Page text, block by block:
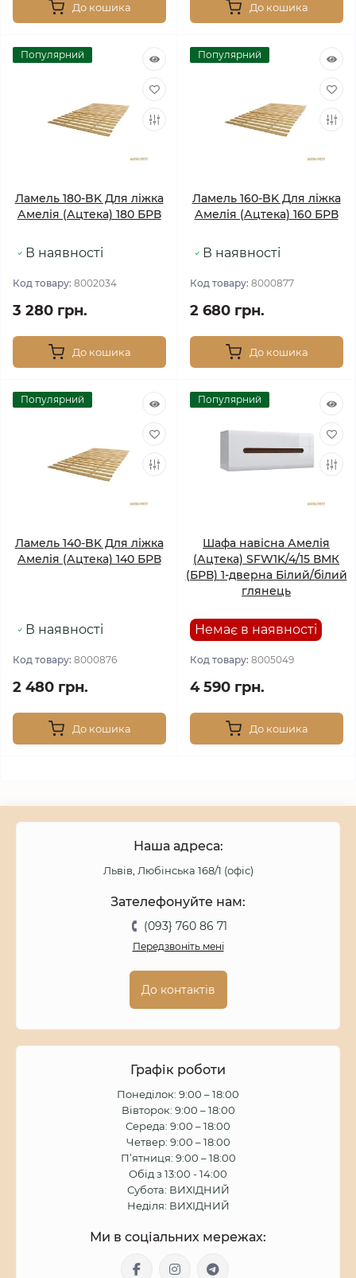
До кошика До кошика
Популярний
Ламель 180-BK Для ліжка
Амелія (Ацтека) 180 БРВ
В наявності
Код товару: 8002034
3 280 грн.
До кошика
Популярний
Ламель 160-BK Для ліжка
Амелія (Ацтека) 160 БРВ
В наявності
Код товару: 8000877
2 680 грн.
До кошика
Популярний
Ламель 140-BK Для ліжка
Амелія (Ацтека) 140 БРВ
В наявності
Код товару: 8000876
2 480 грн.
До кошика
Популярний
Шафа навісна Амелія
(Ацтека) SFW1K/4/15 ВМК
(БРВ) 1-дверна Білий/білий
глянець
Немає в наявності
Код товару: 8005049
4 590 грн.
До кошика
Наша адреса:
Львів, Любінська 168/1 (офіс)
Зателефонуйте нам:
(093} 760 86 71
Передзвоніть мені
До контактів
Графік роботи
Понеділок: 9:00 – 18:00
Вівторок: 9:00 – 18:00
Середа: 9:00 – 18:00
Четвер: 9:00 – 18:00
П’ятниця: 9:00 – 18:00
Обід з 13:00 - 14:00
Субота: ВИХІДНИЙ
Неділя: ВИХІДНИЙ
Ми в соціальних мережах: